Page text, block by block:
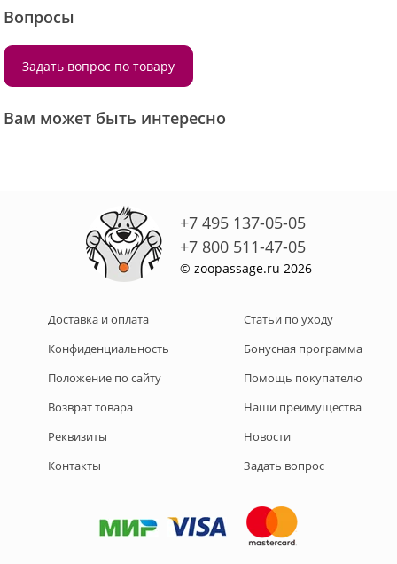
Вопросы
Задать вопрос по товару
Вам может быть интересно
+7 495 137-05-05
+7 800 511-47-05
© zoopassage.ru 2026
Доставка и оплата
Конфиденциальность
Положение по сайту
Возврат товара
Реквизиты
Контакты
Статьи по уходу
Бонусная программа
Помощь покупателю
Наши преимущества
Новости
Задать вопрос